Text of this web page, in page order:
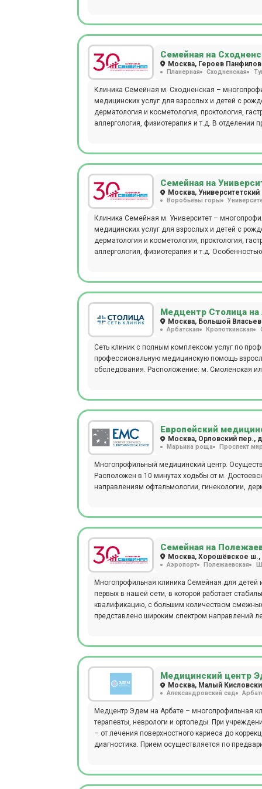
Семейная на
Москва, Героев
Планерная Сходненская
Клиника Семейная м. Сходненская –
медицинских услуг для взрослых и детей с
дерматология и косметология, проктология,
аллергология, физиотерапия и т.д. В отделении проводятся следующие виды диагностических мероприятий: рентген,
эндоскопия, УЗИ, ЭКГ, эхокардиография,
гистологические, цитологические
микробиологическая диагностика),
врача или младшего медицинского персонала. Детское отделение представлено следующими специалистами:
педиатры, дерматологи, неврологи,
Панфиловцев, 1 – место, где можно пройти
схемы лечения, опираясь на анамнез, возраст,
присутствующие в каждом отдельном случае.
рассчитанные на определенные возрастные
поликлиническое обслуживание, предлагаемое
Семейная на
Москва, Университетский
Воробьёвы горы
Клиника Семейная м. Университет –
медицинских услуг для взрослых и детей с
дерматология и косметология, проктология,
аллергология, физиотерапия и т.д. Особенностью учреждения является наличие уникального зала для занятий
лечебной физкультуры. В отделении
давления, фарингоскопия, ПЦР, БАК, ИФА.
микробиологическая диагностика),
врача или младшего медицинского персонала. Детское отделение представлено следующими специалистами:
педиатры, дерматологи, неврологи,
проконсультироваться с врачами любой
схемы лечения, опираясь на анамнез, возраст,
присутствующие в каждом отдельном случае.
здесь получит помощь каждый, от мала до
Медцентр Столица на
Москва, Большой
Арбатская Кропоткинская
Сеть клиник с полным комплексом услуг по
профессиональную медицинскую помощь
обследования. Расположение: м. Смоленская
Европейский
Москва, Орловский пер.,
Марьина роща Проспект
Многопрофильный медицинский центр.
Расположен в 10 минутах ходьбы от м.
направлениям офтальмологии, гинекологии,
Семейная на
Москва, Хорошёвское ш.,
Аэропорт Полежаевская
Многопрофильная клиника Семейная для детей
первых в нашей сети, в которой работает
квалификацию, с большим количеством
представлено широким спектром направлений
беременных), аллергология (кожные пробы,
щитовидной железы, молочной железы),
кинейзиотейпирование, PRP-терапия, пункции
проводятся следующие виды диагностических
желудка, маммография, УЗИ, эндоскопия, ЭКГ,
цистоскопия. Ежедневно открыт лабораторный
вакцинация для взрослых и детей. Пациентам
Детское отделение представлено следующими
оториноларингологи, психологи и др. Также в отделении открыто отделение реабилитации, в котором представлены
услуги массажа, физиотерапии, мануальной
лечения урологических заболеваний (кресло
комфортного пребывания пациентов.
Медицинский центр
Москва, Малый
Александровский сад
Медцентр Эдем на Арбате – многопрофильная
терапевты, неврологи и ортопеды. При
– от лечения поверхностного кариеса до
диагностика. Прием осуществляется по